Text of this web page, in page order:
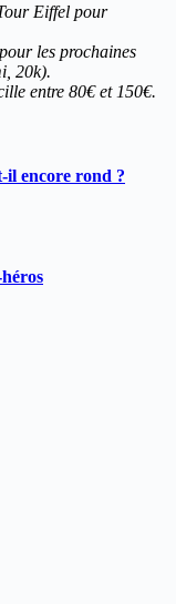
Eiffel pour
les prochaines
20k).
entre 80€ et 150€.
il encore rond ?